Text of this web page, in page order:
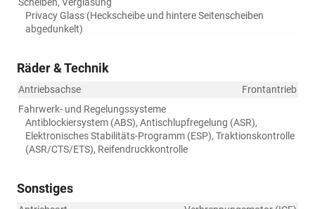
Scheiben, Verglasung
Privacy Glass (Heckscheibe und hintere Seitenscheiben
abgedunkelt)
Räder & Technik
Antriebsachse
Frontantrieb
Fahrwerk- und Regelungssysteme
Antiblockiersystem (ABS), Antischlupfregelung (ASR),
Elektronisches Stabilitäts-Programm (ESP), Traktionskontrolle
(ASR/CTS/ETS), Reifendruckkontrolle
Sonstiges